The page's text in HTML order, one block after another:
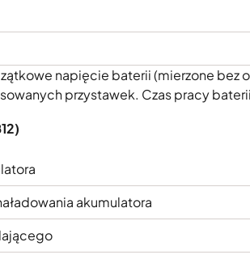
napięcie baterii (mierzone bez
przystawek. Czas pracy
akumulatora